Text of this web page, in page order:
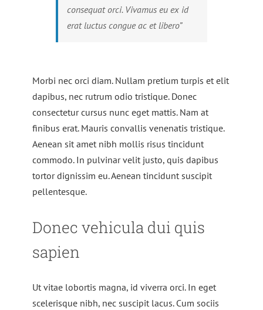
consequat orci. Vivamus eu ex id
erat luctus congue ac et libero”
Morbi nec orci diam. Nullam pretium turpis et elit
dapibus, nec rutrum odio tristique. Donec
consectetur cursus nunc eget mattis. Nam at
finibus erat. Mauris convallis venenatis tristique.
Aenean sit amet nibh mollis risus tincidunt
commodo. In pulvinar velit justo, quis dapibus
tortor dignissim eu. Aenean tincidunt suscipit
pellentesque.
Donec vehicula dui quis
sapien
Ut vitae lobortis magna, id viverra orci. In eget
scelerisque nibh, nec suscipit lacus. Cum sociis